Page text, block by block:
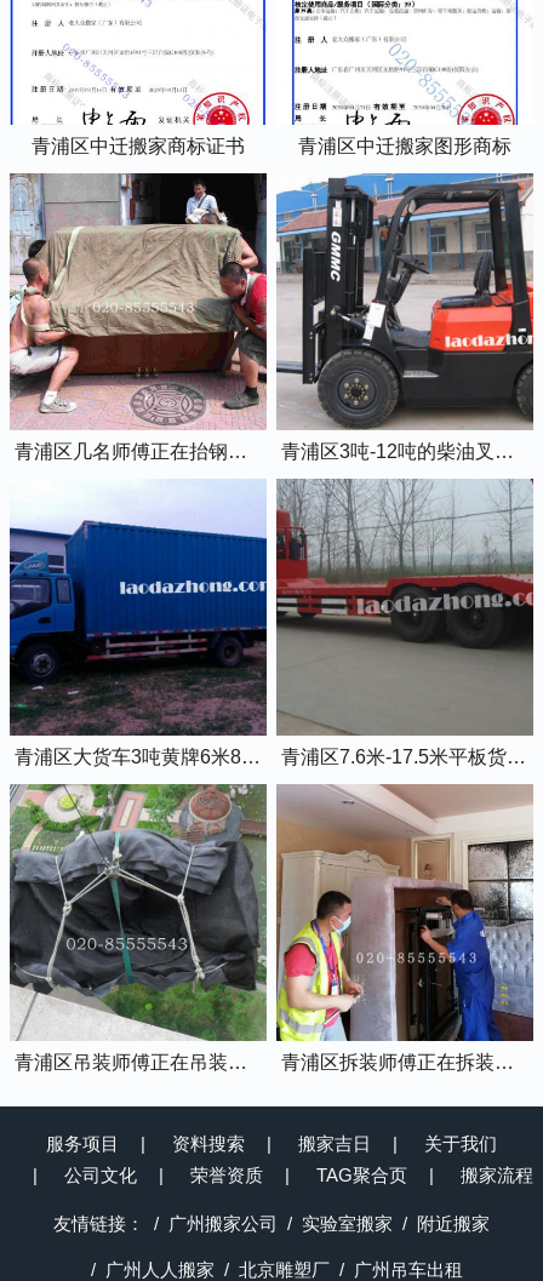
青浦区中迁搬家商标证书 青浦区中迁搬家图形商标
青浦区几名师傅正在抬钢琴上楼 青浦区3吨-12吨的柴油叉车出租
青浦区大货车3吨黄牌6米8的厢式货车 青浦区7.6米-17.5米平板货车出租
青浦区吊装师傅正在吊装物品上楼 青浦区拆装师傅正在拆装家具
服务项目 资料搜索 搬家吉日
关于我们
公司文化
荣誉资质 TAG聚合页 搬家流程
友情链接： 广州搬家公司 实验室搬家 附近搬家
广州人人搬家 北京雕塑厂 广州吊车出租